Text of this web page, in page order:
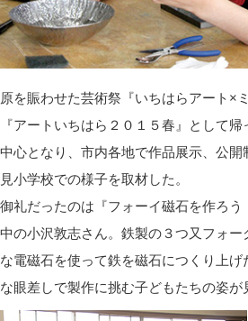
を賑わせた芸術祭『いちはらアート×
アートいちはら２０１５春』として
心となり、市内各地で作品展示、公
小学校での様子を取材した。
礼だったのは『フォーイ磁石を作ろ
の小沢敦志さん。鉄製の３つ又フォ
電磁石を使って鉄を磁石につくり上
眼差しで製作に挑む子どもたちの姿が